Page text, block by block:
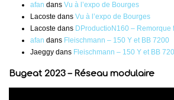
afan dans Vu à l’expo de Bourges
Lacoste dans Vu à l’expo de Bourges
Lacoste dans DProductioN160 – Remorque
afan dans Fleischmann – 150 Y et BB 7200
Jaeggy dans Fleischmann – 150 Y et BB
Bugeat 2023 – Réseau modulaire